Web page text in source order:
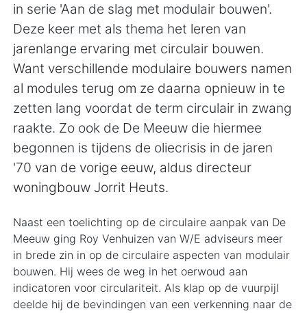
in serie 'Aan de slag met modulair bouwen'.
Deze keer met als thema het leren van
jarenlange ervaring met circulair bouwen.
Want verschillende modulaire bouwers namen
al modules terug om ze daarna opnieuw in te
zetten lang voordat de term circulair in zwang
raakte. Zo ook de De Meeuw die hiermee
begonnen is tijdens de oliecrisis in de jaren
'70 van de vorige eeuw, aldus directeur
woningbouw Jorrit Heuts.
Naast een toelichting op de circulaire aanpak van De
Meeuw ging Roy Venhuizen van W/E adviseurs meer
in brede zin in op de circulaire aspecten van modulair
bouwen. Hij wees de weg in het oerwoud aan
indicatoren voor circulariteit. Als klap op de vuurpijl
deelde hij de bevindingen van een verkenning naar de